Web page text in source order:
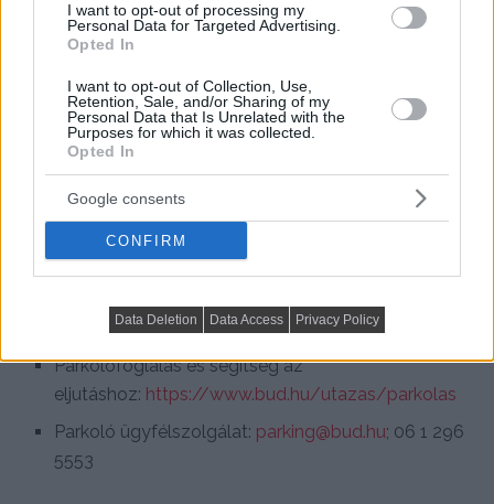
I want to opt-out of processing my
Personal Data for Targeted Advertising.
Opted In
I want to opt-out of Collection, Use,
Retention, Sale, and/or Sharing of my
Personal Data that Is Unrelated with the
Purposes for which it was collected.
Opted In
Google consents
CONFIRM
Data Deletion Data Access Privacy Policy
Ha az Ön földi kiszolgálója a Celebi, lehetősége van
https://wtrweb.worldtracer.aero/WorldTracerWeb/pax.
do?airlineCode=
Elhagyott tárgyak
Az utasbiztonsági ellenőrzés során elhagyott tárgyakkal
kapcsolatban a következő e-mail címen
érdeklődhet: bud.lp@excess-baggage.com
Parkolófoglalás és segítség az
eljutáshoz: https://www.bud.hu/utazas/parkolas
Parkoló ügyfélszolgálat: parking@bud.hu; 06 1 296
5553